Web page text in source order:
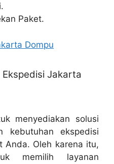
Paket.
Dompu
Jakarta
menyediakan solusi
kebutuhan ekspedisi
Anda. Oleh karena itu,
memilih layanan